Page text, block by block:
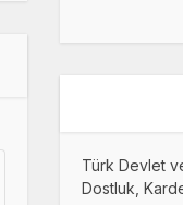
Türk Devlet
Dostluk,